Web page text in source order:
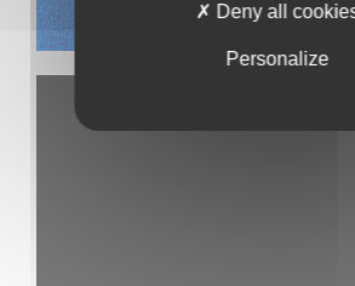
Deny all
Personalize